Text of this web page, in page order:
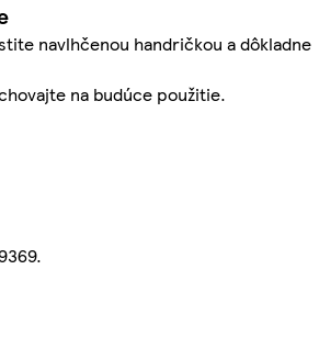
navlhčenou handričkou a dôkladne
na budúce použitie.